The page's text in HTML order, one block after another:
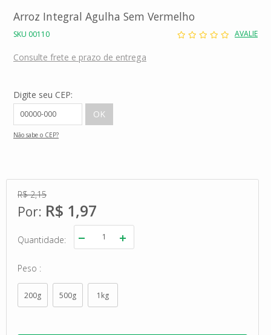
Arroz Integral Agulha Sem Vermelho
SKU 00110 AVALIE
Consulte frete e prazo de entrega
Digite seu CEP:
Não sabe o CEP?
R$ 2,15
R$ 1,97
Quantidade
Peso
200g 500g 1kg